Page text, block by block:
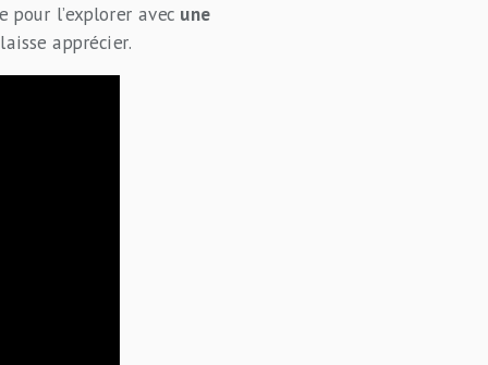
pour l’explorer avec une
apprécier.